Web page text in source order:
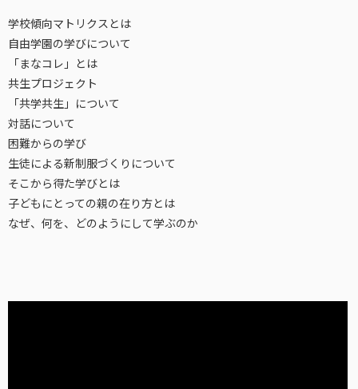
学校傾向マトリクスとは
自由学園の学びについて
「まなコレ」とは
共生プロジェクト
「共学共生」について
対話について
困難からの学び
生徒による新制服づくりについて
そこから得た学びとは
子どもにとっての親の在り方とは
なぜ、何を、どのようにして学ぶのか